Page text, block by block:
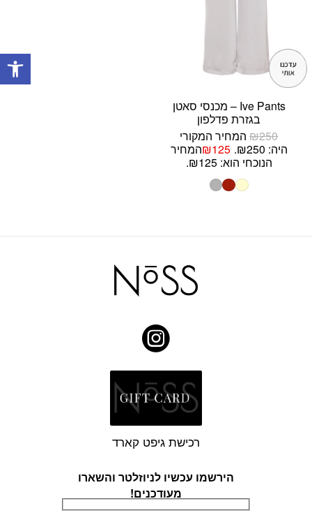
Ive Pants – מכנסי סאטן
בגזרת פדלפון
₪250
המחיר המקורי
היה: ₪250.
₪125
המחיר
הנוכחי הוא: ₪125.
הירשמו עכשיו לניוזלטר והשארו
מעודכנים!
רכישת גיפט קארד